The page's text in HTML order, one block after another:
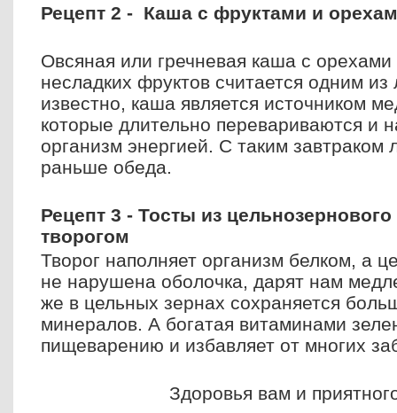
Рецепт 2 - Каша с фруктами и
Овсяная или гречневая каша с
несладких фруктов считается одним из
известно, каша является источником
которые длительно перевариваются и
организм энергией. С таким завтраком
раньше обеда.
Рецепт 3 - Тосты из
творогом
Творог наполняет организм белком, а
не нарушена оболочка, дарят нам
же в цельных зернах сохраняется
минералов. А богатая витаминами
пищеварению и избавляет от многих
Здоровья вам и